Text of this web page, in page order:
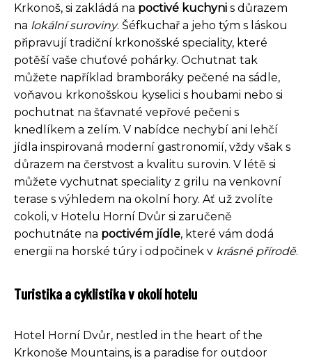
Krkonoš, si zakládá na poctivé kuchyni s důrazem
na lokální suroviny. Šéfkuchař a jeho tým s láskou
připravují tradiční krkonošské speciality, které
potěší vaše chuťové pohárky. Ochutnat tak
můžete například bramboráky pečené na sádle,
voňavou krkonošskou kyselici s houbami nebo si
pochutnat na šťavnaté vepřové pečeni s
knedlíkem a zelím. V nabídce nechybí ani lehčí
jídla inspirovaná moderní gastronomií, vždy však s
důrazem na čerstvost a kvalitu surovin. V létě si
můžete vychutnat speciality z grilu na venkovní
terase s výhledem na okolní hory. Ať už zvolíte
cokoli, v Hotelu Horní Dvůr si zaručeně
pochutnáte na poctivém jídle, které vám dodá
energii na horské túry i odpočinek v krásné přírodě.
Turistika a cyklistika v okolí hotelu
Hotel Horní Dvůr, nestled in the heart of the
Krkonoše Mountains, is a paradise for outdoor